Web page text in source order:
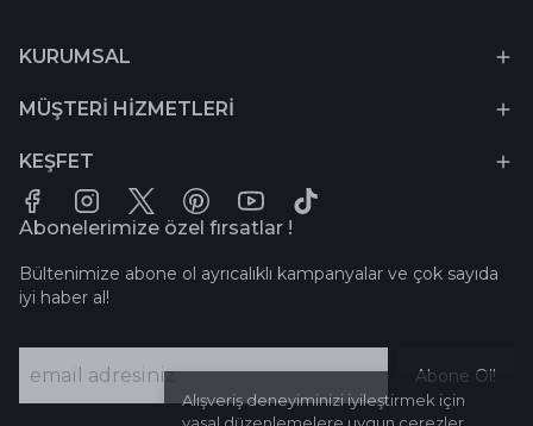
Alışveriş deneyiminizi iyileştirmek için
KURUMSAL
MÜŞTERİ HİZMETLERİ
KEŞFET
Abonelerimize özel fırsatlar !
Bültenimize abone ol ayrıcalıklı kampanyalar ve çok sayıda
iyi haber al!
Abone Ol!